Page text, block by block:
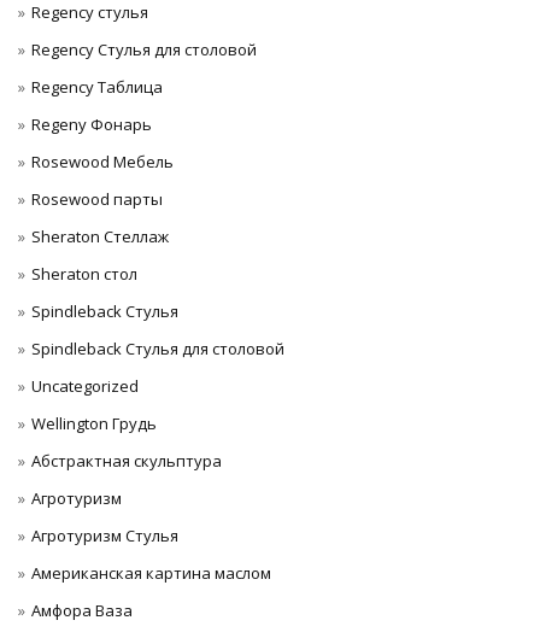
Regency стулья
Regency Стулья для столовой
Regency Таблица
Regeny Фонарь
Rosewood Мебель
Rosewood парты
Sheraton Стеллаж
Sheraton стол
Spindleback Стулья
Spindleback Стулья для столовой
Uncategorized
Wellington Грудь
Абстрактная скульптура
Агротуризм
Агротуризм Стулья
Американская картина маслом
Амфора Ваза